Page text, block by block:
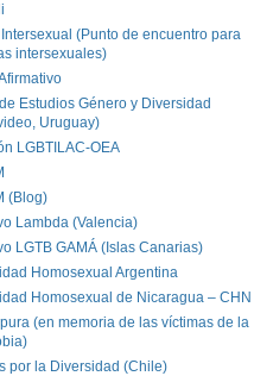
(Punto de encuentro para
intersexuales)
Estudios Género y Diversidad
Uruguay)
LGBTILAC-OEA
(Blog)
Lambda (Valencia)
LGTB GAMÁ (Islas Canarias)
Homosexual Argentina
Homosexual de Nicaragua – CHN
(en memoria de las víctimas de la
por la Diversidad (Chile)